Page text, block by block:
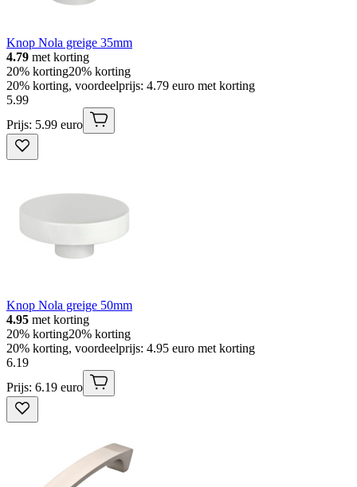
Knop Nola greige 35mm
4.79 met korting
20% korting20% korting
20% korting, voordeelprijs: 4.79 euro met korting
5.99
Prijs: 5.99 euro
Knop Nola greige 50mm
4.95 met korting
20% korting20% korting
20% korting, voordeelprijs: 4.95 euro met korting
6.19
Prijs: 6.19 euro